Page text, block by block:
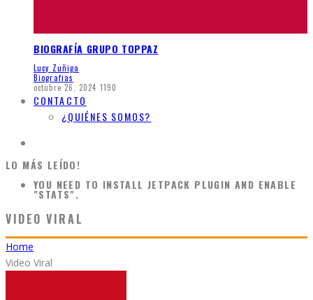
BIOGRAFÍA GRUPO TOPPAZ
Lucy Zuñiga
Biografias
octubre 26, 2024 1190
CONTACTO
¿QUIÉNES SOMOS?
LO MÁS LEÍDO!
YOU NEED TO INSTALL JETPACK PLUGIN AND ENABLE
"STATS".
VIDEO VIRAL
Home
Video Viral